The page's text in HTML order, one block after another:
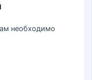
необходимо